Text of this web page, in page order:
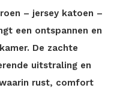
– jersey katoen –
een ontspannen en
De zachte
uitstraling en
rust, comfort